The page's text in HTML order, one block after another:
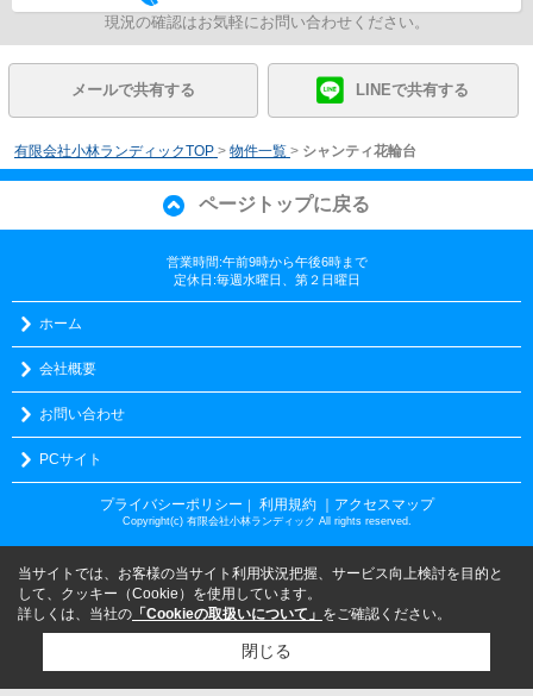
現況の確認はお気軽にお問い合わせください。
メールで共有する LINEで共有する
有限会社小林ランディックTOP > 物件一覧 > シャンティ花輪台
ページトップに戻る
営業時間:午前9時から午後6時まで
定休日:毎週水曜日、第２日曜日
ホーム
会社概要
お問い合わせ
PCサイト
プライバシーポリシー 利用規約 ｜アクセスマップ
Copyright(c) 有限会社小林ランディック All rights reserved.
当サイトでは、お客様の当サイト利用状況把握、サービス向上検討を目的と
して、クッキー（Cookie）を使用しています。
詳しくは、当社の 「Cookieの取扱いについて」 をご確認ください。
閉じる